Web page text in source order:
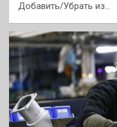
Добавить/Убрать из…